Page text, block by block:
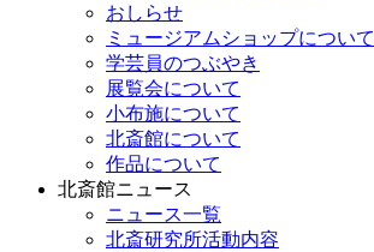
おしらせ
ミュージアムショップについて
学芸員のつぶやき
展覧会について
小布施について
北斎館について
作品について
北斎館ニュース
ニュース一覧
北斎研究所活動内容